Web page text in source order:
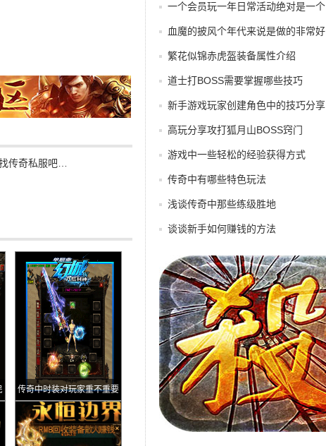
传奇私服吧…
传奇中时装对玩家重不重要
一个会员玩一年日常活动绝对是一个
血魔的披风个年代来说是做的非常好
繁花似锦赤虎盔装备属性介绍
道士打BOSS需要掌握哪些技巧
新手游戏玩家创建角色中的技巧分享
高玩分享攻打狐月山BOSS窍门
游戏中一些轻松的经验获得方式
传奇中有哪些特色玩法
浅谈传奇中那些练级胜地
谈谈新手如何赚钱的方法